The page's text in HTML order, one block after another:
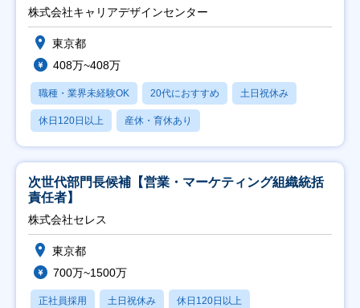
株式会社キャリアデザインセンター
東京都
408万~408万
職種・業界未経験OK 20代におすすめ 土日祝休み
休日120日以上 産休・育休あり
次世代部門長候補【営業・マーケティング組織統括
責任者】
株式会社セレス
東京都
700万~1500万
正社員採用 土日祝休み 休日120日以上